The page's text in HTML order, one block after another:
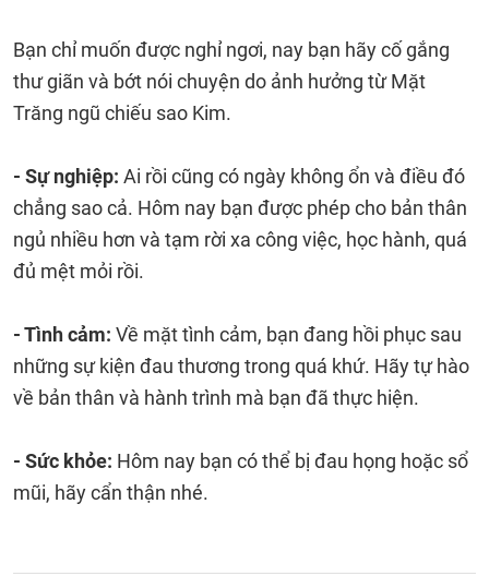
Bạn chỉ muốn được nghỉ ngơi, nay bạn hãy cố gắng
thư giãn và bớt nói chuyện do ảnh hưởng từ Mặt
Trăng ngũ chiếu sao Kim.
- Sự nghiệp: Ai rồi cũng có ngày không ổn và điều đó
chẳng sao cả. Hôm nay bạn được phép cho bản thân
ngủ nhiều hơn và tạm rời xa công việc, học hành, quá
đủ mệt mỏi rồi.
- Tình cảm: Về mặt tình cảm, bạn đang hồi phục sau
những sự kiện đau thương trong quá khứ. Hãy tự hào
về bản thân và hành trình mà bạn đã thực hiện.
- Sức khỏe: Hôm nay bạn có thể bị đau họng hoặc sổ
mũi, hãy cẩn thận nhé.